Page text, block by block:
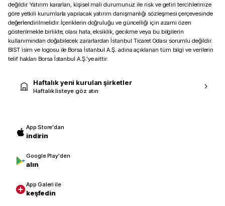
değildir. Yatırım kararları, kişisel mali durumunuz ile risk ve getiri tercihlerinize
göre yetkili kurumlarla yapılacak yatırım danışmanlığı sözleşmesi çerçevesinde
değerlendirilmelidir. İçeriklerin doğruluğu ve güncelliği için azami özen
gösterilmekle birlikte, olası hata, eksiklik, gecikme veya bu bilgilerin
kullanımından doğabilecek zararlardan İstanbul Ticaret Odası sorumlu değildir.
BIST isim ve logosu ile Borsa İstanbul A.Ş. adına açıklanan tüm bilgi ve verilerin
telif hakları Borsa İstanbul A.Ş.’ye aittir.
Haftalık yeni kurulan şirketler
Haftalık listeye göz atın
App Store'dan
indirin
Google Play'den
alın
App Galeri ile
keşfedin